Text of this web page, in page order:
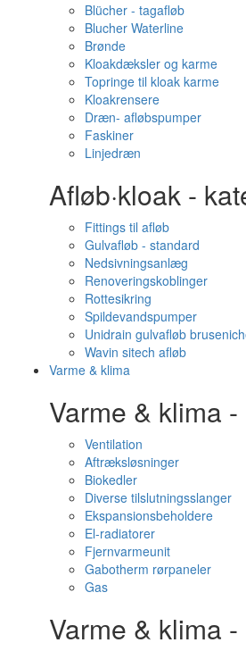
Blücher - tagafløb
Blucher Waterline
Brønde
Kloakdæksler og karme
Topringe til kloak karme
Kloakrensere
Dræn- afløbspumper
Faskiner
Linjedræn
Afløb·kloak -
Fittings til afløb
Gulvafløb - standard
Nedsivningsanlæg
Renoveringskoblinger
Rottesikring
Spildevandspumper
Unidrain gulvafløb
Wavin sitech afløb
Varme & klima
Varme & klima
Ventilation
Aftræksløsninger
Biokedler
Diverse tilslutningsslanger
Ekspansionsbeholdere
El-radiatorer
Fjernvarmeunit
Gabotherm rørpaneler
Gas
Varme & klima